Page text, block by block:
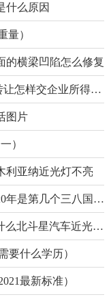
什么原因
量）
的横梁凹陷怎么修复
企业所得税和增值税）
图片
）
利亚纳近光灯不亮
几个三八国际妇女节
星汽车近光灯不亮了
要什么学历）
最新标准）